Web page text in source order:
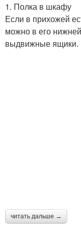
1. Полка в шкафу
Если в прихожей
можно в его
выдвижные ящики.
читать дальше →